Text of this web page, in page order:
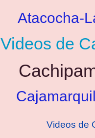
Atacocha-
Videos de
Videos de